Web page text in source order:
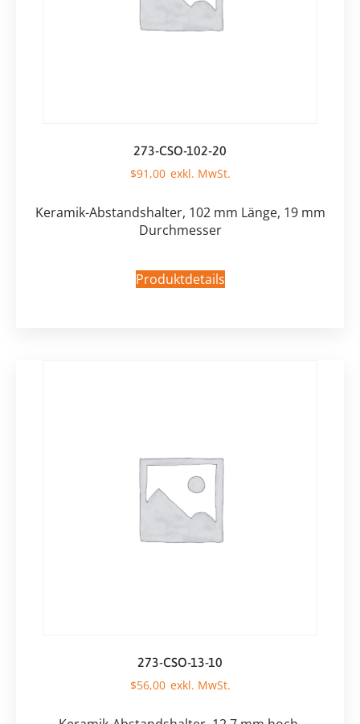
273-CSO-102-20
$91,00
Keramik-Abstandshalter, 102 mm Länge, 19 mm
Durchmesser
Produktdetails
273-CSO-13-10
$56,00